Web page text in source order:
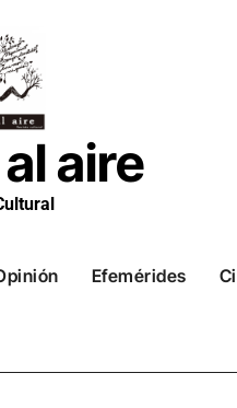
aire
Efemérides